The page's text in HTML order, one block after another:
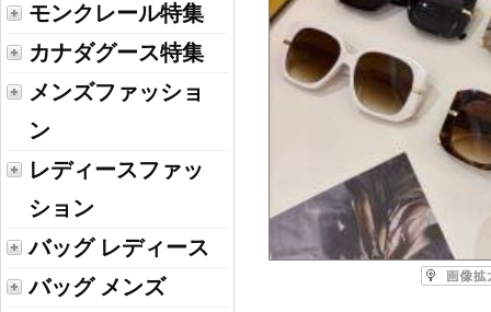
モンクレール特集
カナダグース特集
メンズファッショ
ン
レディースファッ
ション
バッグ レディース
バッグ メンズ